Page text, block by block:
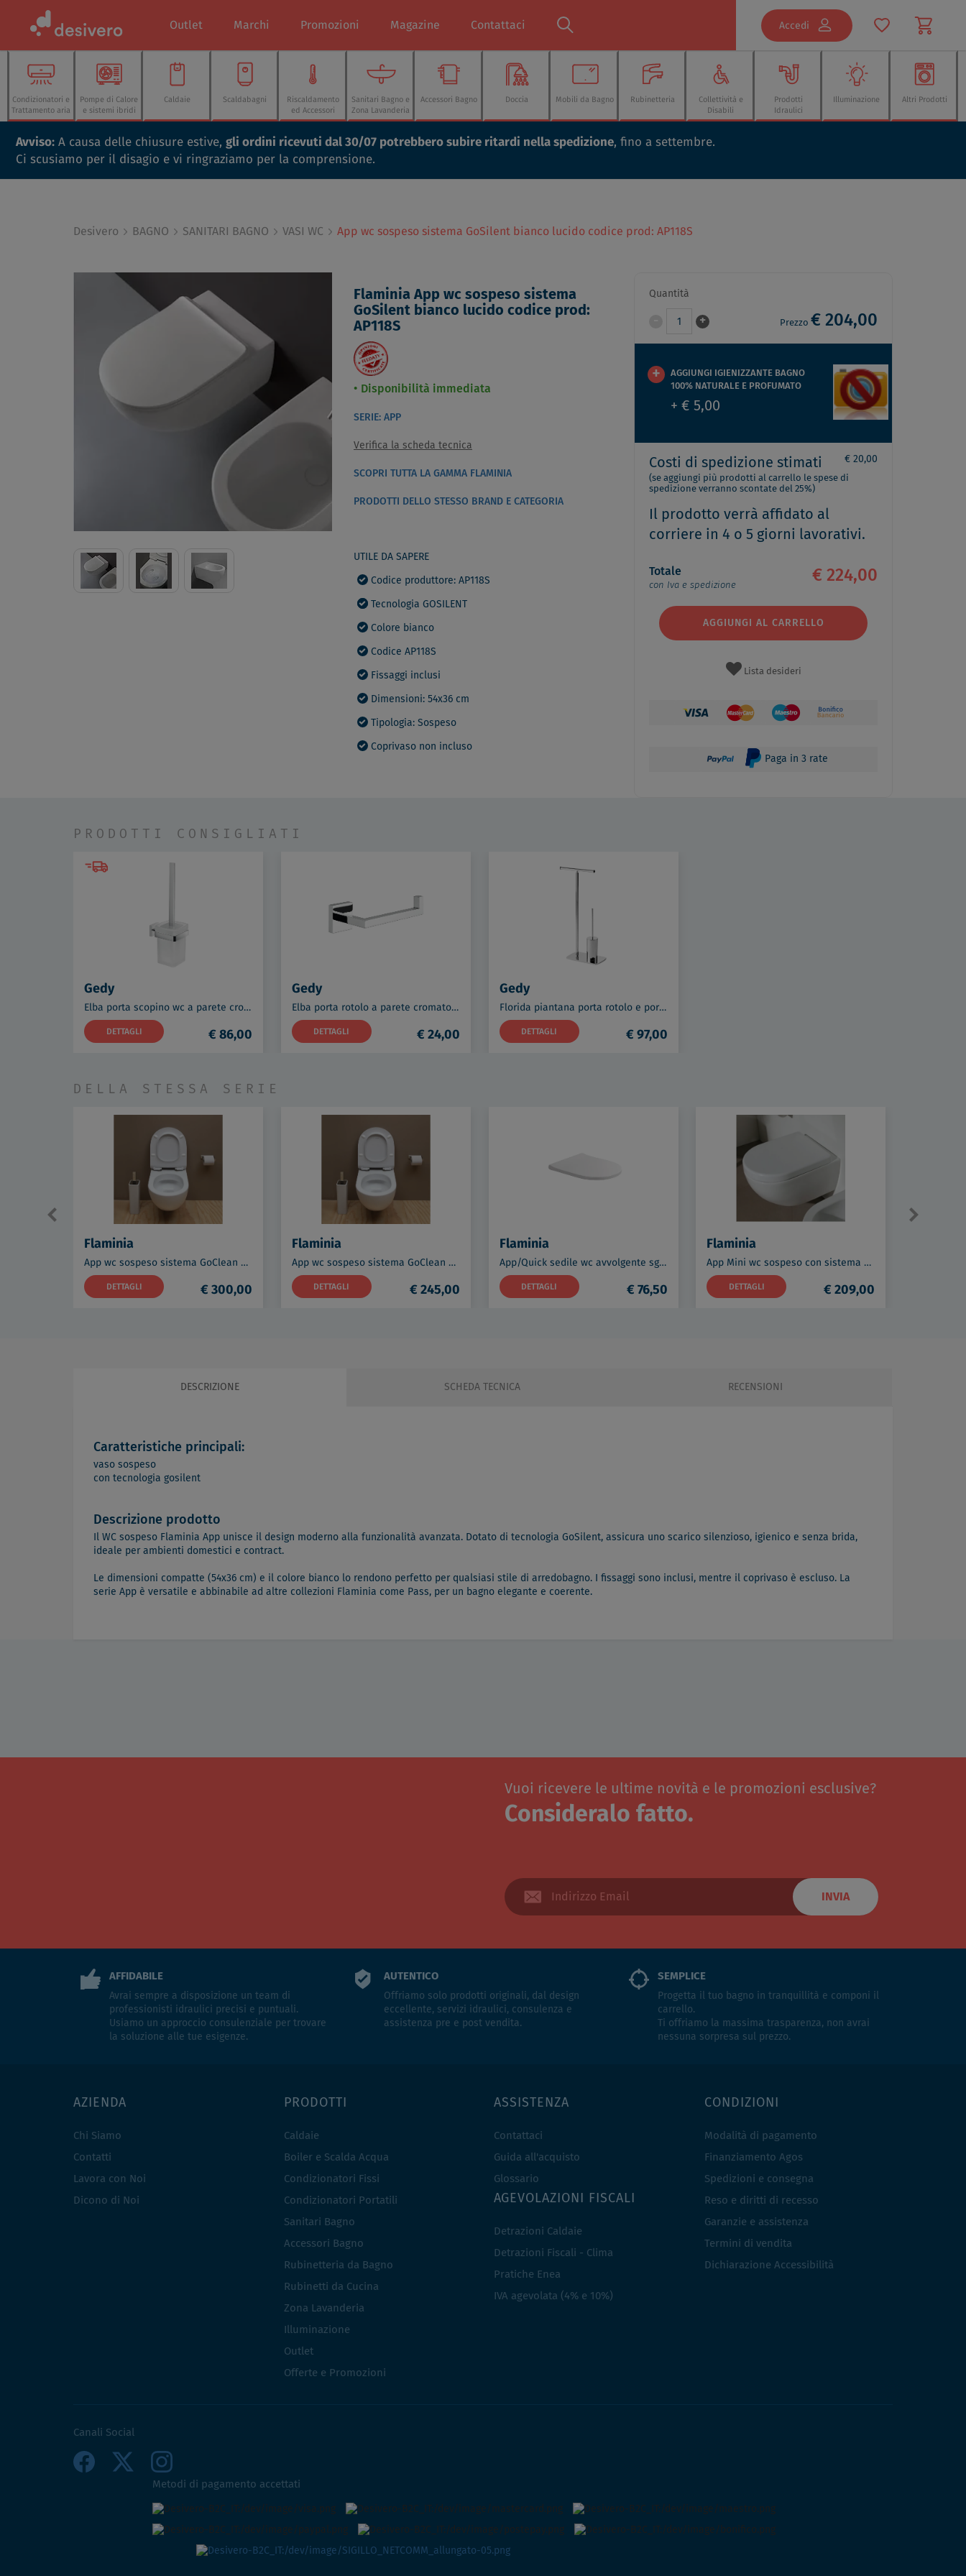
Outlet Marchi Promozioni Magazine Contattaci Accedi
Condizionatori e
Trattamento aria
Pompe di Calore
e sistemi ibridi
Caldaie Scaldabagni
Riscaldamento
ed Accessori
Sanitari Bagno e
Zona Lavanderia
Accessori Bagno Doccia Mobili da Bagno Rubinetteria
Collettività e
Disabili
Prodotti
Idraulici
Illuminazione Altri Prodotti
Avviso: A causa delle chiusure estive, gli ordini ricevuti dal 30/07 potrebbero subire ritardi nella spedizione, fino a settembre.
Ci scusiamo per il disagio e vi ringraziamo per la comprensione.
Desivero BAGNO SANITARI BAGNO VASI WC App wc sospeso sistema GoSilent bianco lucido codice prod: AP118S
Flaminia App wc sospeso sistema
GoSilent bianco lucido codice prod:
AP118S
Disponibilità immediata
SERIE: APP
Verifica la scheda tecnica
SCOPRI TUTTA LA GAMMA FLAMINIA
PRODOTTI DELLO STESSO BRAND E CATEGORIA
UTILE DA SAPERE
Codice produttore: AP118S
Tecnologia GOSILENT
Colore bianco
Codice AP118S
Fissaggi inclusi
Dimensioni: 54x36 cm
Tipologia: Sospeso
Coprivaso non incluso
Quantità
1 + Prezzo € 204,00
AGGIUNGI IGIENIZZANTE BAGNO
100% NATURALE E PROFUMATO
+ € 5,00
Costi di spedizione stimati € 20,00
(se aggiungi più prodotti al carrello le spese di
spedizione verranno scontate del 25%)
Il prodotto verrà affidato al
corriere in 4 o 5 giorni lavorativi.
Totale
con Iva e spedizione
€ 224,00
AGGIUNGI AL CARRELLO
Lista desideri
Paga in 3 rate
PRODOTTI CONSIGLIATI
Gedy
Elba porta scopino wc a parete cromato con ciuffo in setole codice prod: 0000A0331300003
DETTAGLI € 86,00
Gedy
Elba porta rotolo a parete cromato codice prod: 0000A0241300000
DETTAGLI € 24,00
Gedy
Florida piantana porta rotolo e porta scopino cromato codice prod: 000073321300000
DETTAGLI € 97,00
DELLA STESSA SERIE
Flaminia
App wc sospeso sistema GoClean bianco lucido codice prod: AP118GLAT
DETTAGLI € 300,00
Flaminia
App wc sospeso sistema GoClean bianco lucido codice prod: AP118G
DETTAGLI € 245,00
Flaminia
App/Quick sedile wc avvolgente sgancio rapido termoindurente bianco codice prod: QKCW07
DETTAGLI € 76,50
Flaminia
App Mini wc sospeso con sistema GoClean bianco lucido codice prod: AP119G
DETTAGLI € 209,00
DESCRIZIONE SCHEDA TECNICA RECENSIONI
Caratteristiche principali:
vaso sospeso
con tecnologia gosilent
Descrizione prodotto
Il WC sospeso Flaminia App unisce il design moderno alla funzionalità avanzata. Dotato di tecnologia GoSilent, assicura uno scarico silenzioso, igienico e senza brida,
ideale per ambienti domestici e contract.
Le dimensioni compatte (54x36 cm) e il colore bianco lo rendono perfetto per qualsiasi stile di arredobagno. I fissaggi sono inclusi, mentre il coprivaso è escluso. La
serie App è versatile e abbinabile ad altre collezioni Flaminia come Pass, per un bagno elegante e coerente.
Vuoi ricevere le ultime novità e le promozioni esclusive?
Consideralo fatto.
INVIA
AFFIDABILE
Avrai sempre a disposizione un team di
professionisti idraulici precisi e puntuali.
Usiamo un approccio consulenziale per trovare
la soluzione alle tue esigenze.
AUTENTICO
Offriamo solo prodotti originali, dal design
eccellente, servizi idraulici, consulenza e
assistenza pre e post vendita.
SEMPLICE
Progetta il tuo bagno in tranquillità e componi il
carrello.
Ti offriamo la massima trasparenza, non avrai
nessuna sorpresa sul prezzo.
AZIENDA
Chi Siamo
Contatti
Lavora con Noi
Dicono di Noi
PRODOTTI
Caldaie
Boiler e Scalda Acqua
Condizionatori Fissi
Condizionatori Portatili
Sanitari Bagno
Accessori Bagno
Rubinetteria da Bagno
Rubinetti da Cucina
Zona Lavanderia
Illuminazione
Outlet
Offerte e Promozioni
ASSISTENZA
Contattaci
Guida all'acquisto
Glossario
AGEVOLAZIONI FISCALI
Detrazioni Caldaie
Detrazioni Fiscali - Clima
Pratiche Enea
IVA agevolata (4% e 10%)
CONDIZIONI
Modalità di pagamento
Finanziamento Agos
Spedizioni e consegna
Reso e diritti di recesso
Garanzie e assistenza
Termini di vendita
Dichiarazione Accessibilità
Canali Social
Metodi di pagamento accettati